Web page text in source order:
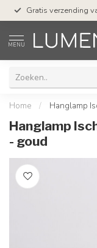
Gratis verzending
MENU
Home / Hanglamp
Hanglamp
- goud